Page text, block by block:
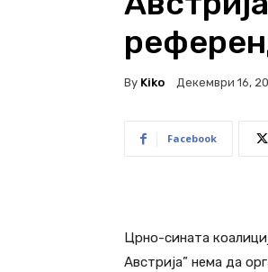
By Kiko Декември 16,
Facebook
Црно-сината
Австрија” нема да